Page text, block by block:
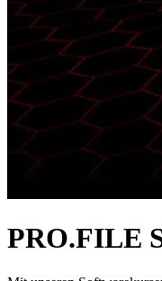
PRO.FILE